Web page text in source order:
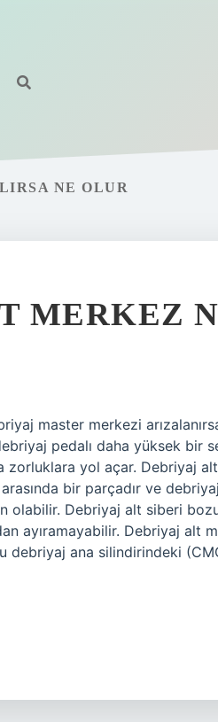
NE OLUR
MERKEZ
master merkezi
pedalı daha yüksek bir
zorluklara yol açar. Debriyaj
bir parçadır ve
olabilir. Debriyaj alt siberi
ayıramayabilir. Debriyaj alt
debriyaj ana silindirindeki